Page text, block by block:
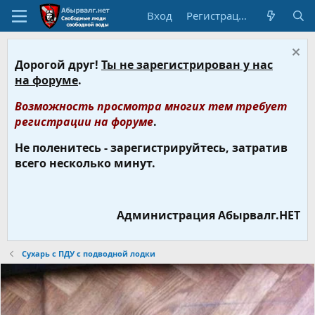
Вход Регистрация
Дорогой друг! Ты не зарегистрирован у нас
на форуме.
Возможность просмотра многих тем требует
регистрации на форуме.
Не поленитесь - зарегистрируйтесь, затратив
всего несколько минут.
Администрация Абырвалг.НЕТ
Сухарь с ПДУ с подводной лодки